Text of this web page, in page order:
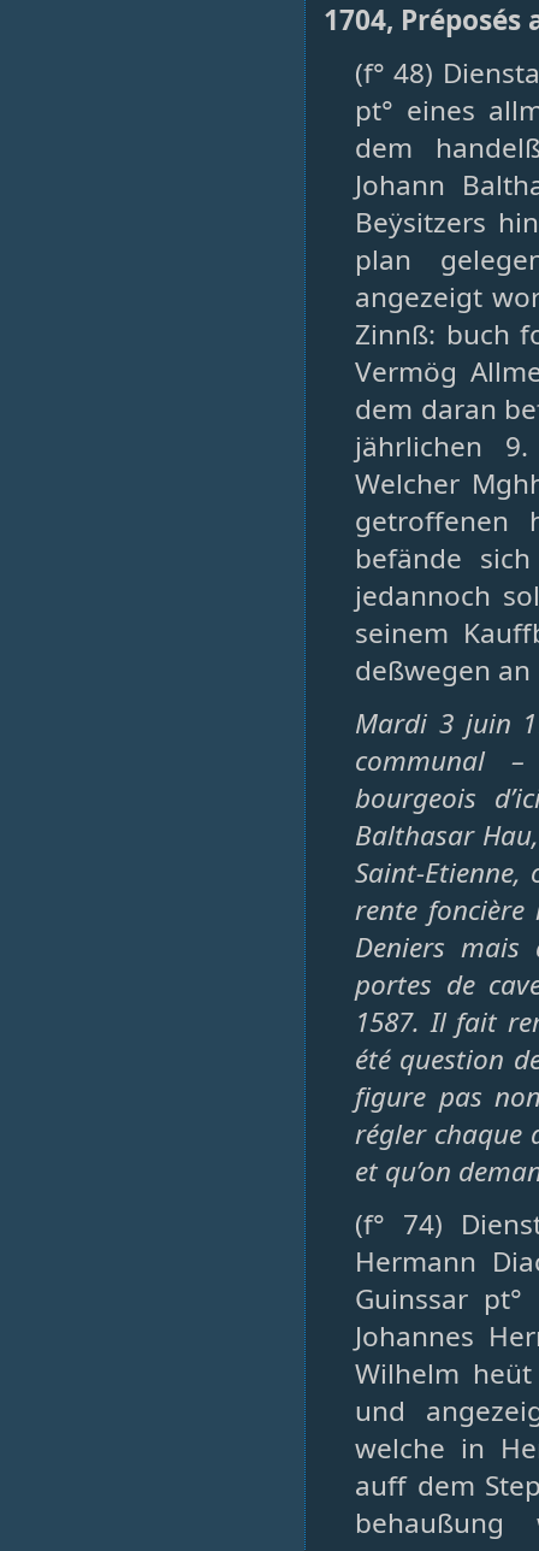
1704,
(f° 48)
pt° eines
dem
Johann
Beÿsitzers
plan
angezeigt
Zinnß: buch
Vermög
dem daran
jährlichen
Welcher
getroffenen
befände
jedannoch
seinem
deßwegen
Mardi 3 juin
communal
bourgeois
Balthasar
Saint-
rente
Deniers
portes de
1587. Il fait
été question
figure pas
régler chaque
et qu’on
(f° 74)
Hermann
Guinssar
Johannes
Wilhelm
und
welche in
auff dem